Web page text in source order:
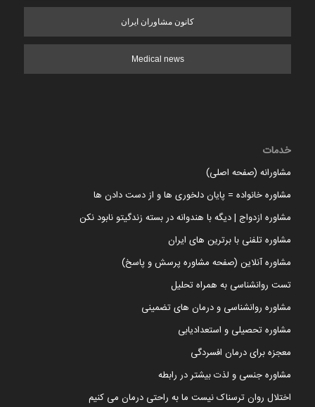
کانون مشاوران ایران
Medical news
خدمات
مشاورانه (صفحه اصلی)
مشاوره خانواده = پایان دلخوری ها و از دست دادن ها
مشاوره ازدواج | دیگه با هندوانه در بسته زندگیتو نابود نکن
مشاوره تلفنی با برترین های ایران
مشاوره آنلاین (صفحه مشاوره پرسش و پاسخ)
تست روانشناسی به همراه تحلیل
مشاوره روانشناسی و درمان های تضمینی
مشاوره تحصیلی و استعدادیابی
معجزه برای درمان افسردگی
مشاوره جنسی و لذت بیشتر در رابطه
اختلال روان ترسناک نیست ما به راحتی درمان می کنیم